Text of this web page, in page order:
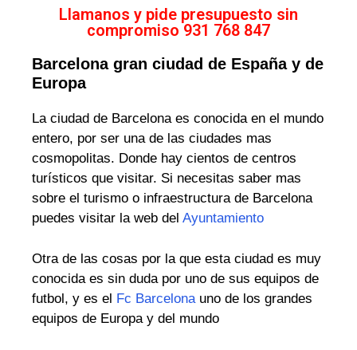
Llamanos y pide presupuesto sin
compromiso 931 768 847
Barcelona gran ciudad de España y de
Europa
La ciudad de Barcelona es conocida en el mundo
entero, por ser una de las ciudades mas
cosmopolitas. Donde hay cientos de centros
turísticos que visitar. Si necesitas saber mas
sobre el turismo o infraestructura de Barcelona
puedes visitar la web del Ayuntamiento
Otra de las cosas por la que esta ciudad es muy
conocida es sin duda por uno de sus equipos de
futbol, y es el Fc Barcelonauno de los grandes
equipos de Europa y del mundo